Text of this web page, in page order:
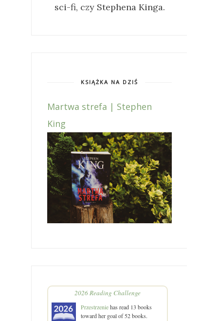
sci-fi, czy Stephena Kinga.
KSIĄŻKA NA DZIŚ
Martwa strefa | Stephen
King
2026 Reading Challenge
Przestrzeniehas read 13 books
toward her goal of 52 books.